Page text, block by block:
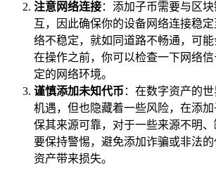
注意网络连接：添加子币需要与区
互，因此确保你的设备网络连接稳
络不稳定，就如同道路不畅通，可能
在操作之前，你可以检查一下网络
定的网络环境。
谨慎添加未知代币 ：在数字资产的
机遇，但也隐藏着一些风险，在添
保其来源可靠，对于一些来源不明、
要保持警惕，避免添加诈骗或非法
资产带来损失。